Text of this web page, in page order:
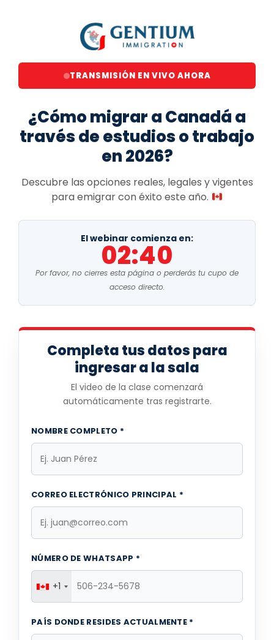
TRANSMISIÓN EN VIVO AHORA
¿Cómo migrar a Canadá a
través de estudios o trabajo
en 2026?
Descubre las opciones reales, legales y vigentes
para emigrar con éxito este año.
El webinar comienza en:
02:40
Por favor, no cierres esta página o perderás tu cupo de
acceso directo.
Completa tus datos para
ingresar a la sala
El video de la clase comenzará
automáticamente tras registrarte.
NOMBRE COMPLETO *
CORREO ELECTRÓNICO PRINCIPAL *
NÚMERO DE WHATSAPP *
+1
PAÍS DONDE RESIDES ACTUALMENTE *